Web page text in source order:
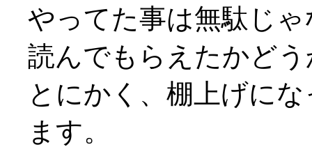
やってた事は無駄じ
読んでもらえたかど
とにかく、棚上げに
ます。